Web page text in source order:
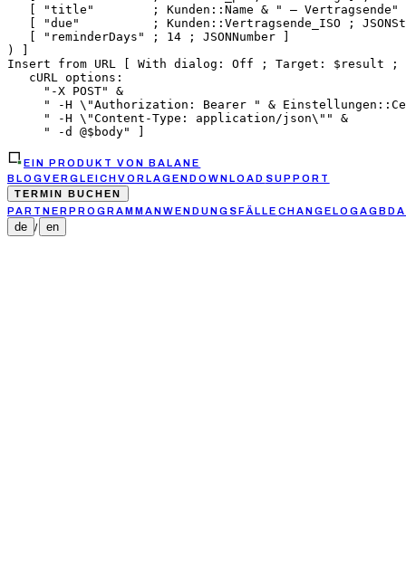
[ "title"        ; Kunden::Name & " — Vertragsende"
[ "due"          ; Kunden::Vertragsende_ISO ;
   [ "reminderDays" ; 14 ; JSONNumber ]
) ]
Insert from URL [ With dialog: Off ; Target: $result
   cURL options:
     "-X POST" &
" -H \"Authorization: Bearer " &
     " -H \"Content-Type: application/json\"" &
     " -d @$body" ]
EIN PRODUKT VON BALANE
BLOGVERGLEICHVORLAGENDOWNLOAD SUPPORT
TERMIN BUCHEN
PARTNERPROGRAMMANWENDUNGSFÄLLE CHANGELOGAGB
de / en